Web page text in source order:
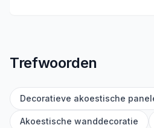
Trefwoorden
Decoratieve akoestische
Akoestische wanddecoratie